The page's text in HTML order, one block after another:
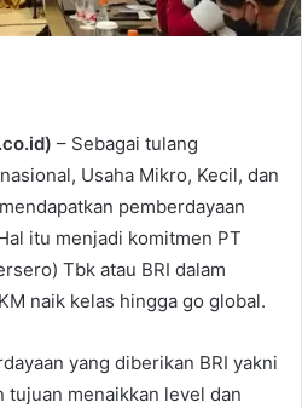
– Sebagai tulang
Usaha Mikro, Kecil, dan
pemberdayaan
itu menjadi komitmen PT
Tbk atau BRI dalam
naik kelas hingga go global.
yang diberikan BRI yakni
tujuan menaikkan level dan